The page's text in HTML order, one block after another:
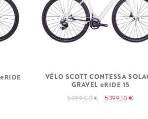
eRIDE VÉLO SCOTT CONTESSA
GRAVEL eRIDE 15
5 999,00 € 5 399,10 €